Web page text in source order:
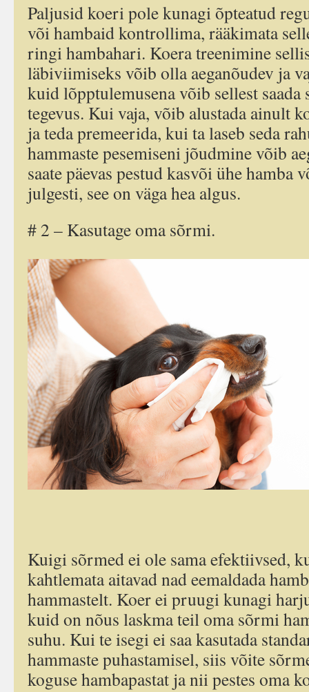
Paljusid koeri pole kunagi õpteatud
või hambaid kontrollima, rääkimata
ringi hambahari. Koera treenimine
läbiviimiseks võib olla aeganõudev ja
kuid lõpptulemusena võib sellest
tegevus. Kui vaja, võib alustada ainult
ja teda premeerida, kui ta laseb seda
hammaste pesemiseni jõudmine võib
saate päevas pestud kasvõi ühe hamba
julgesti, see on väga hea algus.
# 2 – Kasutage oma sõrmi.
Kuigi sõrmed ei ole sama efektiivsed,
kahtlemata aitavad nad eemaldada
hammastelt. Koer ei pruugi kunagi
kuid on nõus laskma teil oma sõrmi
suhu. Kui te isegi ei saa kasutada
hammaste puhastamisel, siis võite
koguse hambapastat ja nii pestes oma